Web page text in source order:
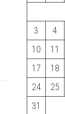
3
4
10
11
17
18
24
25
31